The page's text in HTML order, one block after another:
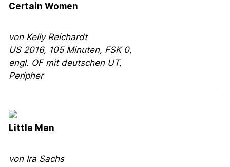
Certain Women
von Kelly Reichardt
US2016, 105 Minuten, FSK 0,
engl. OF mit deutschen UT,
Peripher
Little Men
von Ira Sachs